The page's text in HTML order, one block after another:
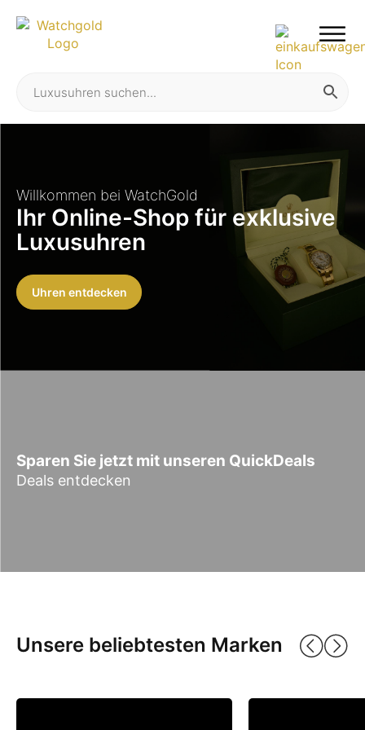
Willkommen bei WatchGold
Ihr Online-Shop für exklusive
Luxusuhren
Uhren entdecken
Sparen Sie jetzt mit unseren QuickDeals
Deals entdecken
Unsere beliebtesten Marken